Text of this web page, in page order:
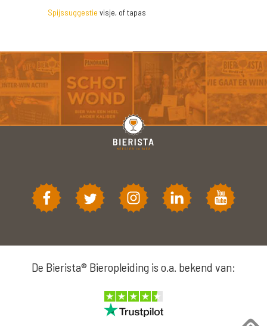
Spijssuggestie visje, of tapas
De Bierista® Bieropleiding is o.a. bekend van: